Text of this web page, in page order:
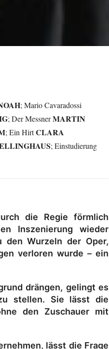
; Mario Cavaradossi
; Der MessnerMARTIN
; Ein HirtCLARA
; Einstudierung
die Regie förmlich
Inszenierung wieder
den Wurzeln der Oper,
verloren wurde – ein
drängen, gelingt es
stellen. Sie lässt die
den Zuschauer mit
lässt die Frage